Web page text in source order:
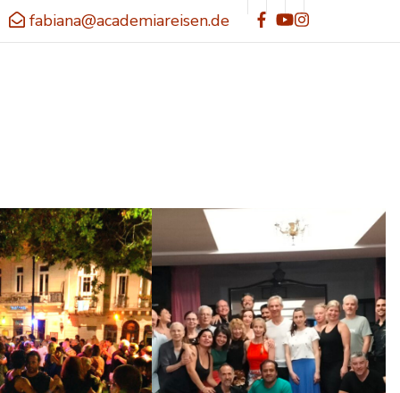
fabiana@academiareisen.de